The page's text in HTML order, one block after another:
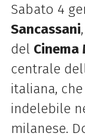
Sabato 4
Sancassani
del Cinema
centrale
italiana,
indelebile
milanese.